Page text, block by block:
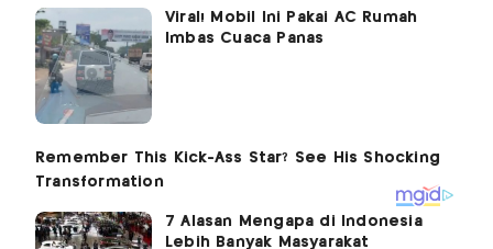
Viral! Mobil Ini Pakai AC Rumah
Imbas Cuaca Panas
7 Alasan Mengapa di Indonesia
Lebih Banyak Masyarakat